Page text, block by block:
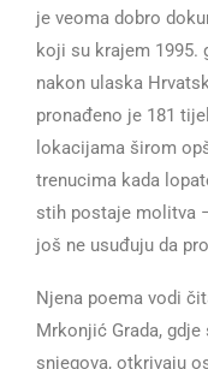
je veoma dobro
koji su krajem 1995.
nakon ulaska
pronađeno je 181
lokacijama širom
trenucima kada
stih postaje molitva
još ne usuđuju da
Njena poema vodi
Mrkonjić Grada,
snjegova, otkrivaju